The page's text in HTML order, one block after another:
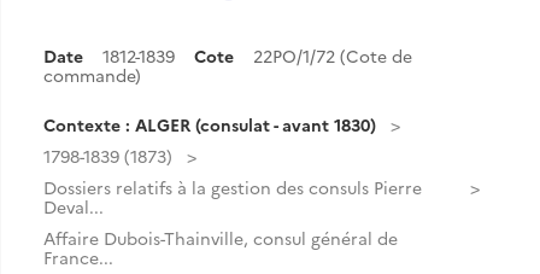
Date 1812-1839 Cote
22PO/1/72 (Cote de
commande)
Contexte : ALGER (consulat - avant 1830)
1798-1839 (1873)
Dossiers relatifs à la gestion des consuls Pierre
Deval...
Affaire Dubois-Thainville, consul général de
France...